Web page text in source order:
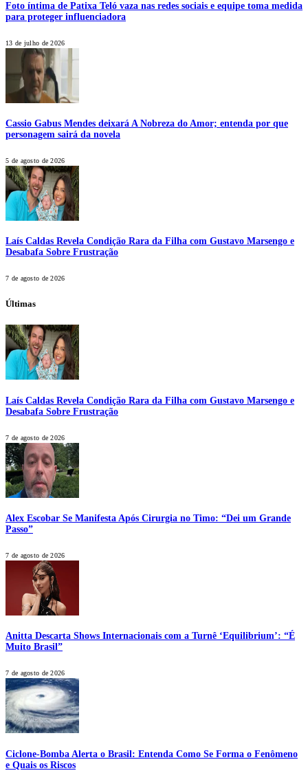
Foto íntima de Patixa Teló vaza nas redes sociais e equipe toma medida
para proteger influenciadora
13 de julho de 2026
Cassio Gabus Mendes deixará A Nobreza do Amor; entenda por que
personagem sairá da novela
5 de agosto de 2026
Laís Caldas Revela Condição Rara da Filha com Gustavo Marsengo e
Desabafa Sobre Frustração
7 de agosto de 2026
Últimas
Laís Caldas Revela Condição Rara da Filha com Gustavo Marsengo e
Desabafa Sobre Frustração
7 de agosto de 2026
Alex Escobar Se Manifesta Após Cirurgia no Timo: “Dei um Grande
Passo”
7 de agosto de 2026
Anitta Descarta Shows Internacionais com a Turnê ‘Equilibrium’: “É
Muito Brasil”
7 de agosto de 2026
Ciclone-Bomba Alerta o Brasil: Entenda Como Se Forma o Fenômeno
e Quais os Riscos